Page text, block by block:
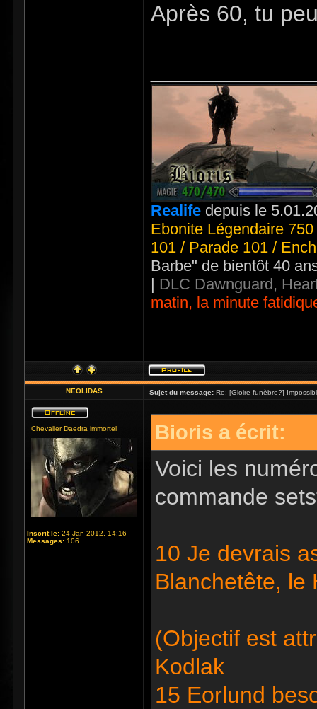
Après 60, tu
Realife depuis le
Ebonite Légendaire
101 / Parade 101 /
Barbe" de bientôt 40
| DLC Dawnguard,
matin, la minute
NEOLIDAS Sujet du message: Re: [Gloire funèbre?]
Chevalier Daedra immortel
Inscrit le: 24 Jan 2012, 14:16
Messages: 106
Bioris a écrit:
Voici les
commande
10 Je devrais
Blanchetête, le
(Objectif est
Kodlak
15 Eorlund